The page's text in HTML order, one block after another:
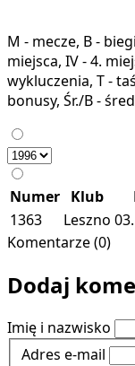
M - mecze, B -
miejsca, IV - 4.
wykluczenia, T -
bonusy, Śr./B -
Numer Klub
1363
Leszno
Komentarze (0)
Dodaj
Imię i nazwisko
Adres e-mail